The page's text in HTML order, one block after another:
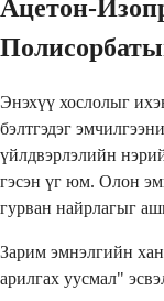
Ацетон-
Энэхүү хослолыг
бэлтгэдэг
үйлдвэрлэлийн
гэсэн үг юм. Олон
гурван найрлагыг
Зарим эмнэлгийн
арилгах уусмал"